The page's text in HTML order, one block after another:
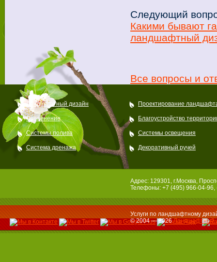
Следующий
Какими бывают
ландшафтный
Все вопросы и
Ландшафтный дизайн Проектирование
Озеленение Благоустройство
Системы полива Системы освещения
Система дренажа Декоративный ручей
Адрес: 129301, г.Москва,
Телефоны: +7 (495) 966-04-96,
Услуги по ландшафтному
© 2004 — 2026Ландшафтный